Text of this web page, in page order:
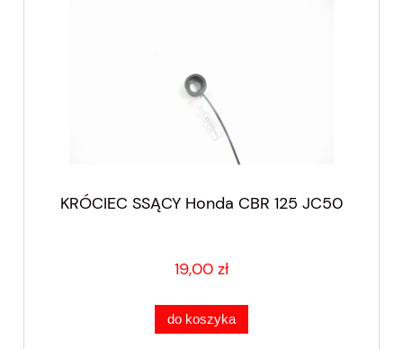
KRÓCIEC SSĄCY Honda CBR 125 JC50
19,00 zł
do koszyka